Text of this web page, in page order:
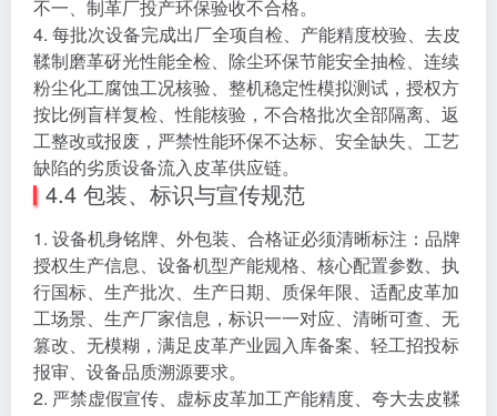
不一、制革厂投产环保验收不合格。
4. 每批次设备完成出厂全项自检、产能精度校验、去皮
鞣制磨革砑光性能全检、除尘环保节能安全抽检、连续
粉尘化工腐蚀工况核验、整机稳定性模拟测试，授权方
按比例盲样复检、性能核验，不合格批次全部隔离、返
工整改或报废，严禁性能环保不达标、安全缺失、工艺
缺陷的劣质设备流入皮革供应链。
4.4 包装、标识与宣传规范
1. 设备机身铭牌、外包装、合格证必须清晰标注：品牌
授权生产信息、设备机型产能规格、核心配置参数、执
行国标、生产批次、生产日期、质保年限、适配皮革加
工场景、生产厂家信息，标识一一对应、清晰可查、无
篡改、无模糊，满足皮革产业园入库备案、轻工招投标
报审、设备品质溯源要求。
2. 严禁虚假宣传、虚标皮革加工产能精度、夸大去皮鞣